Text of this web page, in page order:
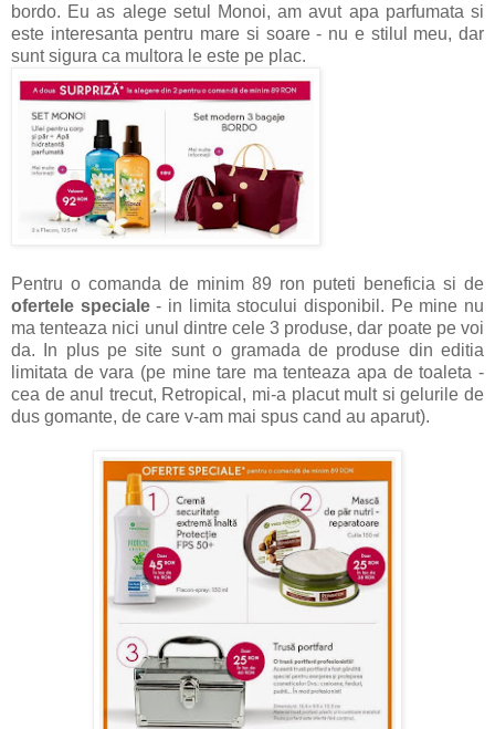
bordo. Eu as alege setul Monoi, am avut apa parfumata si
este interesanta pentru mare si soare - nu e stilul meu, dar
sunt sigura ca multora le este pe plac.
Pentru o comanda de minim 89 ron puteti beneficia si de
ofertele speciale- in limita stocului disponibil. Pe mine nu
ma tenteaza nici unul dintre cele 3 produse, dar poate pe voi
da. In plus pe site sunt o gramada de produse din editia
limitata de vara (pe mine tare ma tenteaza apa de toaleta -
cea de anul trecut, Retropical, mi-a placut mult si gelurile de
dus gomante, de care v-am mai spus cand au aparut).